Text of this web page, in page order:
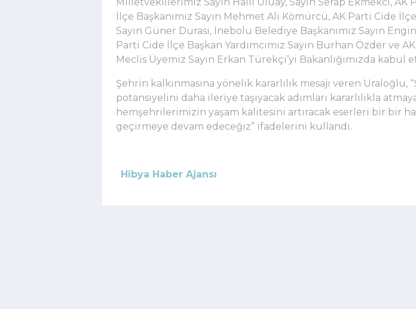
Milletvekillerimiz Sayın Halil Uluay, Sayın Serap Ekmekci, AK
İlçe Başkanımız Sayın Mehmet Ali Kömürcü, AK Parti Cide İlçe
Sayın Güner Durası, İnebolu Belediye Başkanımız Sayın
Parti Cide İlçe Başkan Yardımcımız Sayın Burhan Özder ve
Meclis Üyemiz Sayın Erkan Türekçi’yi Bakanlığımızda kabul
Şehrin kalkınmasına yönelik kararlılık mesajı veren Uraloğlu,
potansiyelini daha ileriye taşıyacak adımları kararlılıkla
hemşehrilerimizin yaşam kalitesini artıracak eserleri bir bir
geçirmeye devam edeceğiz” ifadelerini kullandı.
Hibya Haber Ajansı